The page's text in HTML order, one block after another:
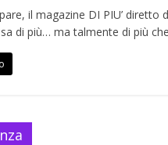
il magazine DI PIU’ diretto
di più… ma talmente di più che